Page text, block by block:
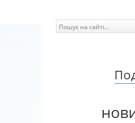
Опитування Після
ПК “Облік Ресурсів” Та
Бухгалтерському Обліку В